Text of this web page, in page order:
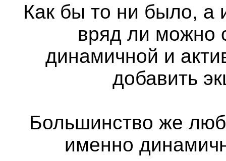
Как бы то ни было, а
вряд ли можно
динамичной и
добавить
Большинство же
именно